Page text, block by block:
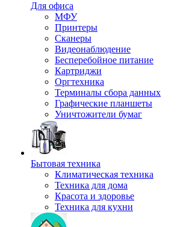
Для офиса
МФУ
Принтеры
Сканеры
Видеонаблюдение
Бесперебойное питание
Картриджи
Оргтехника
Терминалы сбора данных
Графические планшеты
Уничтожители бумаг
Бытовая техника
Климатическая техника
Техника для дома
Красота и здоровье
Техника для кухни